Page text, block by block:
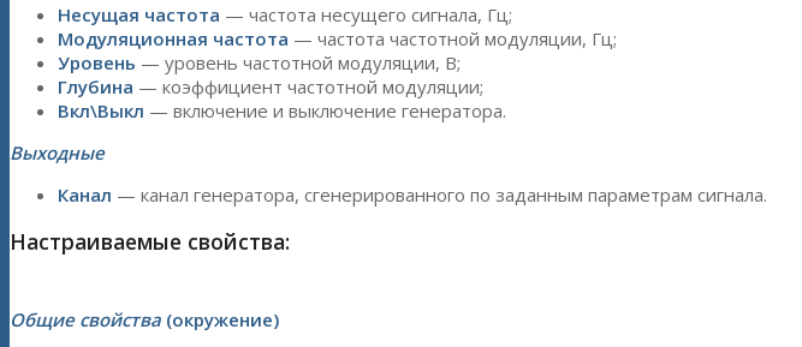
Несущая частота — частота несущего сигнала, Гц;
Модуляционная частота — частота частотной модуляции, Гц;
Уровень — уровень частотной модуляции, В;
Глубина — коэффициент частотной модуляции;
Вкл\Выкл — включение и выключение генератора.
Выходные
Канал — канал генератора, сгенерированного по заданным параметрам сигнала.
Настраиваемые свойства:
Общие свойства (окружение)